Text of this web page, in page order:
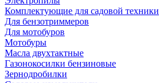
Комплектующие для садовой техники
Для бензотриммеров
Для мотобуров
Мотобуры
Масла двухтактные
Газонокосилки бензиновые
Зернодробилки